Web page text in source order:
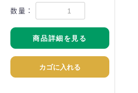
数量：
商品詳細を見る
カゴに入れる